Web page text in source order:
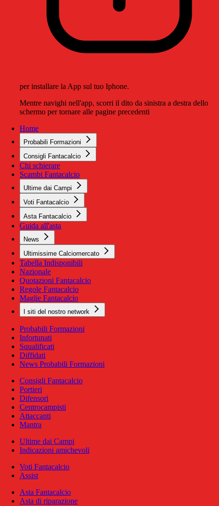
per installare la App sul tuo Iphone.
Mentre navighi nell'app, scorri il dito da sinistra a destra dello
schermo per tornare alle pagine precedenti
Home
Probabili Formazioni
Consigli Fantacalcio
Chi schierare
Scambi Fantacalcio
Ultime dai Campi
Voti Fantacalcio
Asta Fantacalcio
Guida all'asta
News
Ultimissime Calciomercato
Tabella Indisponibili
Nazionale
Quotazioni Fantacalcio
Regole Fantacalcio
Maglie Fantacalcio
I siti del nostro network
Probabili Formazioni
Infortunati
Squalificati
Diffidati
News Probabili Formazioni
Consigli Fantacalcio
Portieri
Difensori
Centrocampisti
Attaccanti
Mantra
Ultime dai Campi
Indicazioni amichevoli
Voti Fantacalcio
Assist
Asta Fantacalcio
Asta di riparazione